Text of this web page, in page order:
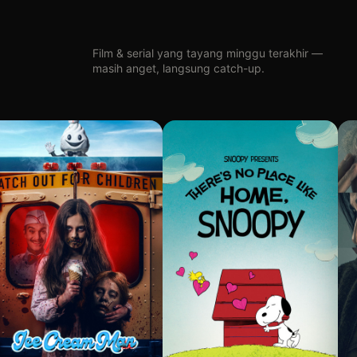
Film & serial yang tayang minggu terakhir —
masih anget, langsung catch-up.